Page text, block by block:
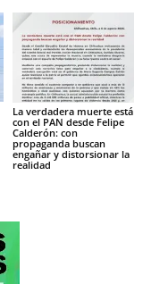
La verdadera muerte está
con el PAN desde Felipe
Calderón: con
propaganda buscan
engañar y distorsionar la
realidad